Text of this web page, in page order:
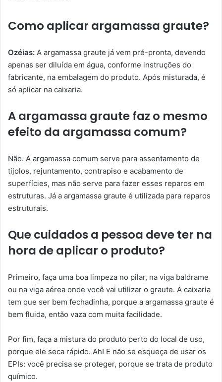
Como aplicar argamassa graute?
Ozéias: A argamassa graute já vem pré-pronta, devendo
apenas ser diluída em água, conforme instruções do
fabricante, na embalagem do produto. Após misturada, é
só aplicar na caixaria.
A argamassa graute faz o mesmo
efeito da argamassa comum?
Não. A argamassa comum serve para assentamento de
tijolos, rejuntamento, contrapiso e acabamento de
superfícies, mas não serve para fazer esses reparos em
estruturas. Já a argamassa graute é utilizada para reparos
estruturais.
Que cuidados a pessoa deve ter na
hora de aplicar o produto?
Primeiro, faça uma boa limpeza no pilar, na viga baldrame
ou na viga aérea onde você vai utilizar o graute. A caixaria
tem que ser bem fechadinha, porque a argamassa graute é
bem fluida, então vaza com muita facilidade.
Por fim, faça a mistura do produto perto do local de uso,
porque ele seca rápido. Ah! E não se esqueça de usar os
EPIs: você precisa se proteger, porque se trata de produto
químico.